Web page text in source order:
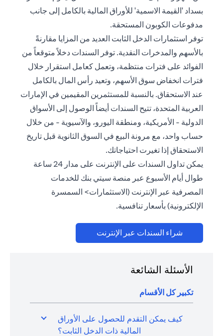
بسداد 'القيمة الاسمية' للأوراق المالية بالكامل إلى جانب
مدفوعات الكوبون المستحقة.
توفر استثمارات الدخل الثابت العديد من المزايا مقارنةً
بالأسهم والمدخرات النقدية. توفر السندات دخلاً متوقعاً من
الفوائد على فترات منتظمة، وتعمل كعامل استقرار خلال
فترات انخفاض سوق الأسهم، وتعيد رأس المال بالكامل
عند الاستحقاق. بالنسبة للمستثمرين المقيمين في الإمارات
العربية المتحدة، تتيح السندات أيضاً الوصول إلى الأسواق
الدولية - الأمريكية، ومنطقة اليورو، والآسيوية - من خلال
حساب واحد، مع مرونة البيع في السوق الثانوية قبل تاريخ
الاستحقاق إذا تغيرت احتياجاتك.
يمكن تداول السندات على الإنترنت على مدار 24 ساعة
طوال أيام الأسبوع عبر منصة سيتي بنك للخدمات
المصرفية عبر الإنترنت (الاستثمارات> السمسرة
الإلكترونية) بأسعار تنافسية.
شراء السندات عبر الإنترنت
الأسئلة الشائعة
تكبير كل الأقسام
كيف يمكن التقدم للحصول على الأوراق
المالية ذات الدخل الثابت؟